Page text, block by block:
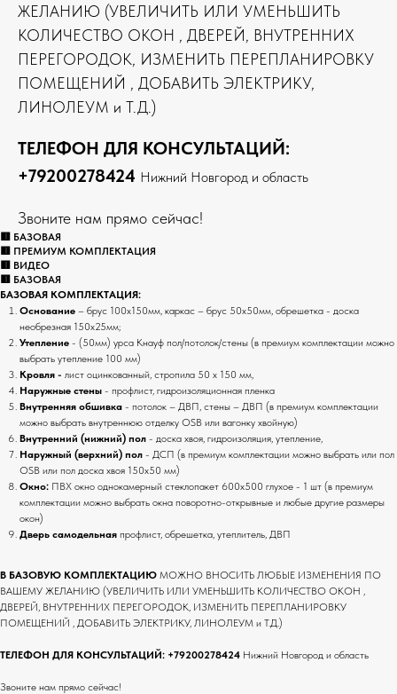
ЖЕЛАНИЮ (УВЕЛИЧИТЬ ИЛИ УМЕНЬШИТЬ
КОЛИЧЕСТВО ОКОН , ДВЕРЕЙ, ВНУТРЕННИХ
ПЕРЕГОРОДОК, ИЗМЕНИТЬ ПЕРЕПЛАНИРОВКУ
ПОМЕЩЕНИЙ , ДОБАВИТЬ ЭЛЕКТРИКУ,
ЛИНОЛЕУМ и Т.Д.)
ТЕЛЕФОН ДЛЯ КОНСУЛЬТАЦИЙ:
+79200278424 Нижний Новгород и область
Звоните нам прямо сейчас!
🟥 БАЗОВАЯ
🟥 ПРЕМИУМ КОМПЛЕКТАЦИЯ
🟥 ВИДЕО
🟥 БАЗОВАЯ
БАЗОВАЯ КОМПЛЕКТАЦИЯ:
Основание – брус 100х150мм, каркас – брус 50х50мм, обрешетка - доска
необрезная 150х25мм;
Утепление - (50мм) урса Кнауф пол/потолок/стены (в премиум комплектации можно
выбрать утепление 100 мм)
Кровля - лист оцинкованный, стропила 50 х 150 мм,
Наружные стены - профлист, гидроизоляционная пленка
Внутренняя обшивка - потолок – ДВП, стены – ДВП (в премиум комплектации
можно выбрать внутреннюю отделку OSB или вагонку хвойную)
Внутренний (нижний) пол - доска хвоя, гидроизоляция, утепление,
Наружный (верхний) пол - ДСП (в премиум комплектации можно выбрать или пол
OSB или пол доска хвоя 150х50 мм)
Окно: ПВХ окно однокамерный стеклопакет 600х500 глухое - 1 шт (в премиум
комплектации можно выбрать окна поворотно-открывные и любые другие размеры
окон)
Дверь самодельная профлист, обрешетка, утеплитель, ДВП
В БАЗОВУЮ КОМПЛЕКТАЦИЮ МОЖНО ВНОСИТЬ ЛЮБЫЕ ИЗМЕНЕНИЯ ПО
ВАШЕМУ ЖЕЛАНИЮ (УВЕЛИЧИТЬ ИЛИ УМЕНЬШИТЬ КОЛИЧЕСТВО ОКОН ,
ДВЕРЕЙ, ВНУТРЕННИХ ПЕРЕГОРОДОК, ИЗМЕНИТЬ ПЕРЕПЛАНИРОВКУ
ПОМЕЩЕНИЙ , ДОБАВИТЬ ЭЛЕКТРИКУ, ЛИНОЛЕУМ и Т.Д.)
ТЕЛЕФОН ДЛЯ КОНСУЛЬТАЦИЙ: +79200278424 Нижний Новгород и область
Звоните нам прямо сейчас!